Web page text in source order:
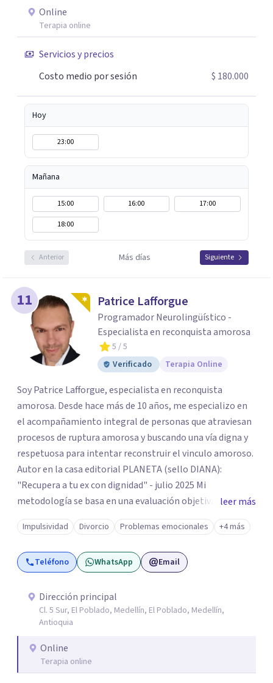
maneras de afrontar aquello que hoy te genera malestar.
Atiendo presencial en Bogotá y también terapia online,
adaptándome a tus necesidades. Si sientes que es
comprender mejor lo que estás viviendo, estaré
encantada de acompañarte en este camino hacia tu
bienestar emocional.
Online
Terapia online
Servicios y precios
Costo medio por sesión
$ 180.000
Hoy
23:00
Mañana
15:00 16:00
17:00
18:00
Anterior Más días Siguiente
11 Patrice Lafforgue
Programador Neurolingüístico -
Especialista en reconquista amorosa
5 / 5
Verificado
Terapia Online
Soy Patrice Lafforgue, especialista en reconquista
amorosa. Desde hace más de 10 años, me especializo en
el acompañamiento integral de personas que atraviesan
procesos de ruptura amorosa y buscando una vía digna y
respetuosa para intentar reconstruir el vinculo amoroso.
Autor en la casa editorial PLANETA (sello DIANA):
"Recupera a tu ex con dignidad" - julio 2025 Mi
metodología se basa en una evaluación objetiva de
escenarios según la necesidad del paciente, centrada en
tres ejes fundamentales: 1- Análisis de viabilidad:
estimación de probabilidades reales de recuperación de la
relación de pareja 2- Análisis conductual: evaluación de
interacción 3- Soporte emocional: acompañamiento
para la gestión del duelo afectivo
leer más
Impulsividad Divorcio Problemas emocionales +4 más
Teléfono WhatsApp Email
Dirección principal
Cl. 5 Sur, El Poblado, Medellín, El Poblado, Medellín,
Antioquia
Online
Terapia online